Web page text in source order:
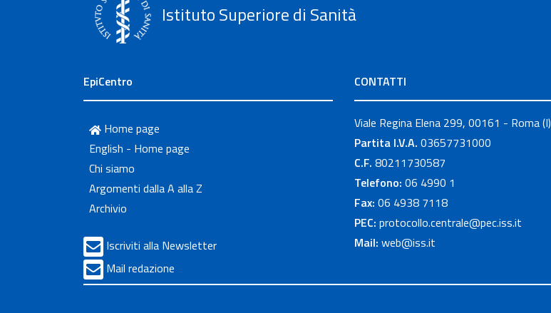
Istituto Superiore di Sanità
EpiCentro
Home page
English - Home page
Chi siamo
Argomenti dalla A alla Z
Archivio
Iscriviti alla Newsletter
Mail redazione
CONTATTI
Viale Regina Elena 299, 00161 - Roma (I)
Partita I.V.A. 03657731000
C.F. 80211730587
Telefono: 06 4990 1
Fax: 06 4938 7118
PEC: protocollo.centrale@pec.iss.it
Mail: web@iss.it